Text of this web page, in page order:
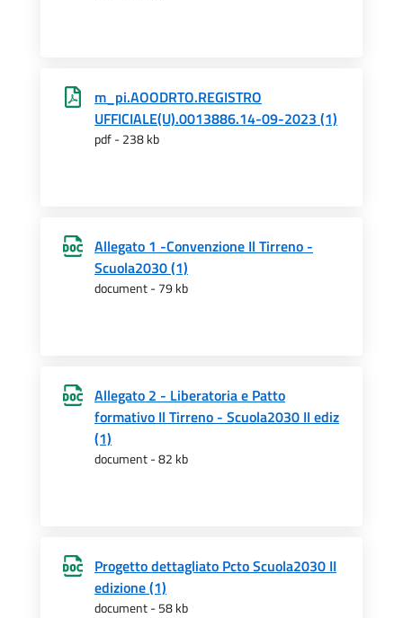
m_pi.AOODRTO.REGISTRO
UFFICIALE(U).0013886.14-09-2023 (1)
pdf - 238 kb
Allegato 1 -Convenzione Il Tirreno -
Scuola2030 (1)
document - 79 kb
Allegato 2 - Liberatoria e Patto
formativo Il Tirreno - Scuola2030 II ediz
(1)
document - 82 kb
Progetto dettagliato Pcto Scuola2030 II
edizione (1)
document - 58 kb